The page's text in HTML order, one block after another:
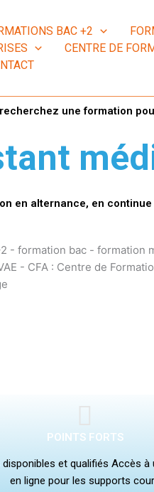
BAC +2
CENTRE DE
une formation
en alternance, en continue
POINTS FORTS
et qualifiés Accès à
en ligne pour les supports